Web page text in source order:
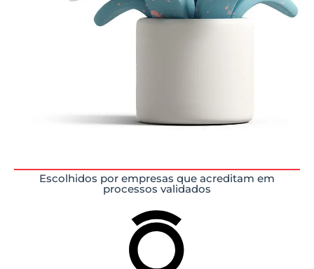
Escolhidos por empresas que acreditam em
processos validados